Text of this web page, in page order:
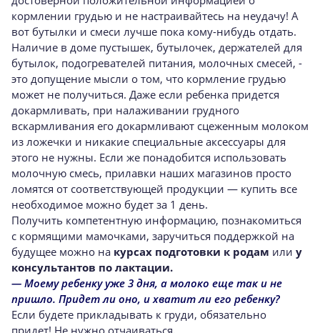
кормлении грудью и не настраивайтесь на неудачу! А
вот бутылки и смеси лучше пока кому-нибудь отдать.
Наличие в доме пустышек, бутылочек, держателей для
бутылок, подогревателей питания, молочных смесей, -
это допущение мысли о том, что кормление грудью
может не получиться. Даже если ребенка придется
докармливать, при налаживании грудного
вскармливания его докармливают сцеженным молоком
из ложечки и никакие специальные аксессуары для
этого не нужны. Если же понадобится использовать
молочную смесь, прилавки наших магазинов просто
ломятся от соответствующей продукции — купить все
необходимое можно будет за 1 день.
Получить компетентную информацию, познакомиться
с кормящими мамочками, заручиться поддержкой на
будущее можно на курсах подготовки к родам или у
консультантов по лактации.
— Моему ребенку уже 3 дня, а молоко еще так и не
пришло. Придет ли оно, и хватит ли его ребенку?
Если будете прикладывать к груди, обязательно
придет! Не нужно отчаиваться.